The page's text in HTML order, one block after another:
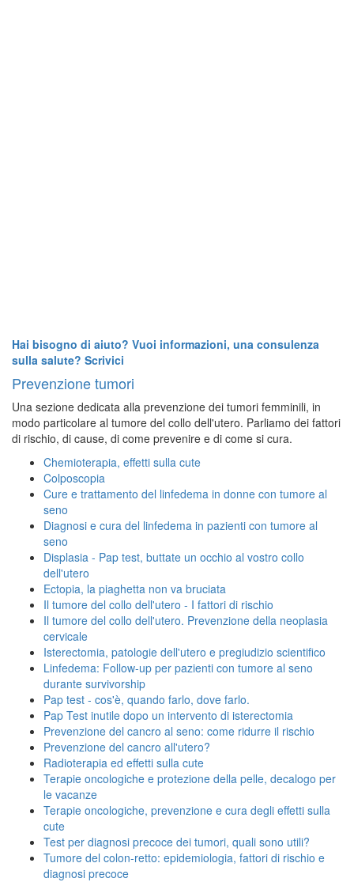
Hai bisogno di aiuto? Vuoi informazioni, una consulenza
sulla salute? Scrivici
Prevenzione tumori
Una sezione dedicata alla prevenzione dei tumori femminili, in
modo particolare al tumore del collo dell'utero. Parliamo dei fattori
di rischio, di cause, di come prevenire e di come si cura.
Chemioterapia, effetti sulla cute
Colposcopia
Cure e trattamento del linfedema in donne con tumore al
seno
Diagnosi e cura del linfedema in pazienti con tumore al
seno
Displasia - Pap test, buttate un occhio al vostro collo
dell'utero
Ectopia, la piaghetta non va bruciata
Il tumore del collo dell'utero - I fattori di rischio
Il tumore del collo dell'utero. Prevenzione della neoplasia
cervicale
Isterectomia, patologie dell'utero e pregiudizio scientifico
Linfedema: Follow-up per pazienti con tumore al seno
durante survivorship
Pap test - cos'è, quando farlo, dove farlo.
Pap Test inutile dopo un intervento di isterectomia
Prevenzione del cancro al seno: come ridurre il rischio
Prevenzione del cancro all'utero?
Radioterapia ed effetti sulla cute
Terapie oncologiche e protezione della pelle, decalogo per
le vacanze
Terapie oncologiche, prevenzione e cura degli effetti sulla
cute
Test per diagnosi precoce dei tumori, quali sono utili?
Tumore del colon-retto: epidemiologia, fattori di rischio e
diagnosi precoce